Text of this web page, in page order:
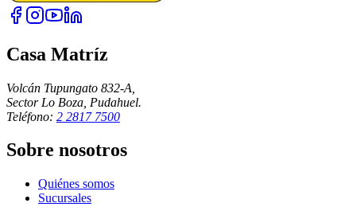
Casa Matríz
Volcán Tupungato 832-A,
Sector Lo Boza, Pudahuel.
Teléfono: 2 2817 7500
Sobre nosotros
Quiénes somos
Sucursales